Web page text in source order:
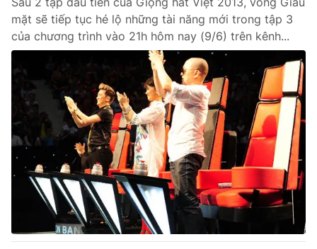
mặt sẽ tiếp tục hé lộ những tài năng mới trong tập 3
của chương trình vào 21h hôm nay (9/6) trên kênh...